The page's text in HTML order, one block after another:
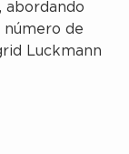
abordando
número de
Luckmann